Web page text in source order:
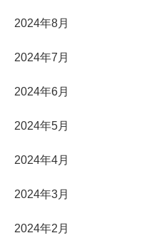
2024年8月
2024年7月
2024年6月
2024年5月
2024年4月
2024年3月
2024年2月